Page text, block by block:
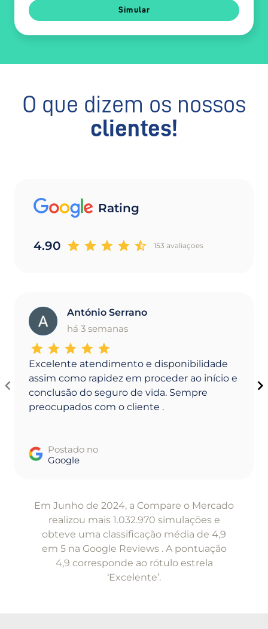
Simular
O que dizem os nossos
clientes!
Rating
4.90 153 avaliaçoes
A
António Serrano
há 3 semanas
Excelente atendimento e disponibilidade
assim como rapidez em proceder ao início e
conclusão do seguro de vida. Sempre
preocupados com o cliente .
Postado no
Google
Em Junho de 2024, a Compare o Mercado
realizou mais 1.032.970 simulações e
obteve uma classificação média de 4,9
em 5 na Google Reviews . A pontuação
4,9 corresponde ao rótulo estrela
‘Excelente’.